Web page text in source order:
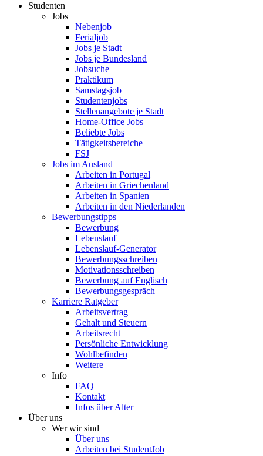
Studenten
Jobs
Nebenjob
Ferialjob
Jobs je Stadt
Jobs je Bundesland
Jobsuche
Praktikum
Samstagsjob
Studentenjobs
Stellenangebote je Stadt
Home-Office Jobs
Beliebte Jobs
Tätigkeitsbereiche
FSJ
Jobs im Ausland
Arbeiten in Portugal
Arbeiten in Griechenland
Arbeiten in Spanien
Arbeiten in den Niederlanden
Bewerbungstipps
Bewerbung
Lebenslauf
Lebenslauf-Generator
Bewerbungsschreiben
Motivationsschreiben
Bewerbung auf Englisch
Bewerbungsgespräch
Karriere Ratgeber
Arbeitsvertrag
Gehalt und Steuern
Arbeitsrecht
Persönliche Entwicklung
Wohlbefinden
Weitere
Info
FAQ
Kontakt
Infos über Alter
Über uns
Wer wir sind
Über uns
Arbeiten bei StudentJob